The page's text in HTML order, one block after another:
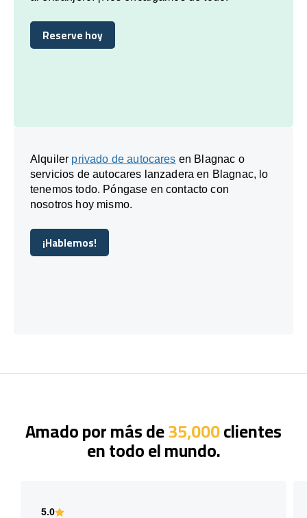
Reserve hoy
Reserve hoy
Alquiler privado de autocares en Blagnac o
servicios de autocares lanzadera en Blagnac, lo
tenemos todo. Póngase en contacto con
nosotros hoy mismo.
¡Hablemos!
¡Hablemos!
Amado por más de35,000clientes
en todo el mundo.
5.0